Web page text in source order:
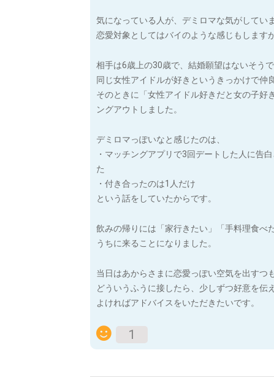
気になっている人が、デミロマな気がしていま
恋愛対象としてはバイのような感じもします
相手は6歳上の30歳で、結婚願望はないそうで
同じ女性アイドルが好きというきっかけで仲
そのときに「女性アイドル好きだと女の子好
ングアウトしました。
デミロマっぽいなと感じたのは、
・マッチングアプリで3回デートした人に告
た
・付き合ったのは1人だけ
という話をしていたからです。
飲みの帰りには「家行きたい」「手料理食べ
うちに来ることになりました。
当日はあからさまに恋愛っぽい空気を出すつ
どういうふうに接したら、少しずつ好意を伝
よければアドバイスをいただきたいです。
1